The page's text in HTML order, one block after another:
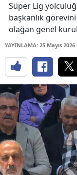
Süper Lig
başkanlık
olağan genel
YAYINLAMA: 25 Mayıs 2026